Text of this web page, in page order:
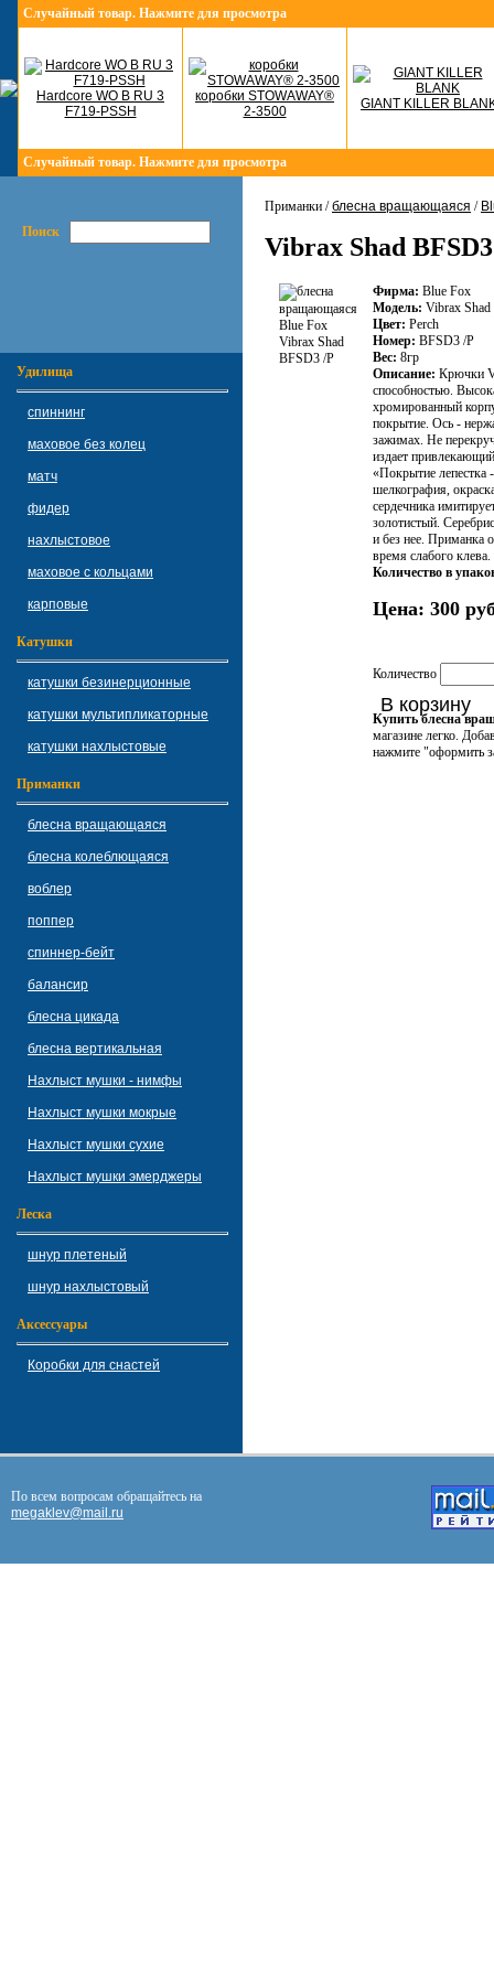
Случайный товар. Нажмите для просмотра
Hardcore WO B RU 3
F719-PSSH
коробки STOWAWAY®
2-3500
GIANT KILLER
Случайный товар. Нажмите для просмотра
Поиск
Удилища
спиннинг
маховое без колец
матч
фидер
нахлыстовое
маховое с кольцами
карповые
Катушки
катушки безинерционные
катушки мультипликаторные
катушки нахлыстовые
Приманки
блесна вращающаяся
блесна колеблющаяся
воблер
поппер
спиннер-бейт
балансир
блесна цикада
блесна вертикальная
Нахлыст мушки - нимфы
Нахлыст мушки мокрые
Нахлыст мушки сухие
Нахлыст мушки эмерджеры
Леска
шнур плетеный
шнур нахлыстовый
Аксессуары
Коробки для снастей
Приманки /блесна вращающаяся /
Vibrax Shad
Фирма: Blue Fox
Модель: Vibrax Shad
Цвет: Perch
Номер: BFSD3 /P
Вес: 8гр
Описание: Крючки
способностью.
хромированный
покрытие. Ось -
зажимах. Не
издает
«Покрытие лепестка
шeлкография,
сердечника
золотистый.
и без нее. Приманка
время слабого клева.
Количество в
Цена: 300
Количество
В корзину
Купить блесна
магазине легко.
нажмите "оформить
По всем вопросам обращайтесь на
megaklev@mail.ru